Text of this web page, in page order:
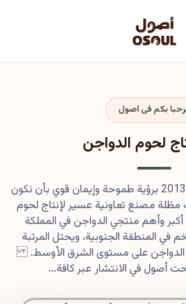
بكم فى اصول
لحوم الدواجن
بدأت رحلتنا في أصول عام 2013 برؤية طموحة وإيمان قوي بأن نكون
مظلة مصنع تعاونية عسير لإنتاج لحوم
وأهم منتجي الدواجن في المملكة
في المنطقة الجنوبية، ويحتل المرتبة
الدواجن على مستوى الشرق الأوسط.
أصول في الانتشار عبر كافة...